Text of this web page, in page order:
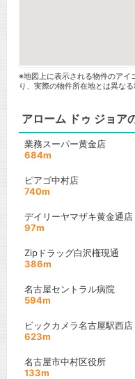
※地図上に表示される物件のアイ
り、実際の物件所在地とは異なる
アローム ドゥ ジョア
業務スーパー黄金店
684m
ピアゴ中村店
740m
デイリーヤマザキ黄金通店
97m
Zipドラッグ白沢権現通
386m
名古屋セントラル病院
594m
ビックカメラ名古屋駅西店
623m
名古屋市中村区役所
133m